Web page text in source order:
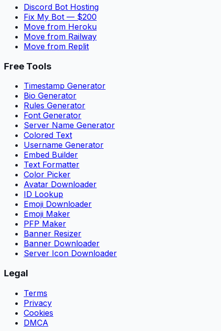
Discord Bot Hosting
Fix My Bot — $200
Move from Heroku
Move from Railway
Move from Replit
Free Tools
Timestamp Generator
Bio Generator
Rules Generator
Font Generator
Server Name Generator
Colored Text
Username Generator
Embed Builder
Text Formatter
Color Picker
Avatar Downloader
ID Lookup
Emoji Downloader
Emoji Maker
PFP Maker
Banner Resizer
Banner Downloader
Server Icon Downloader
Legal
Terms
Privacy
Cookies
DMCA